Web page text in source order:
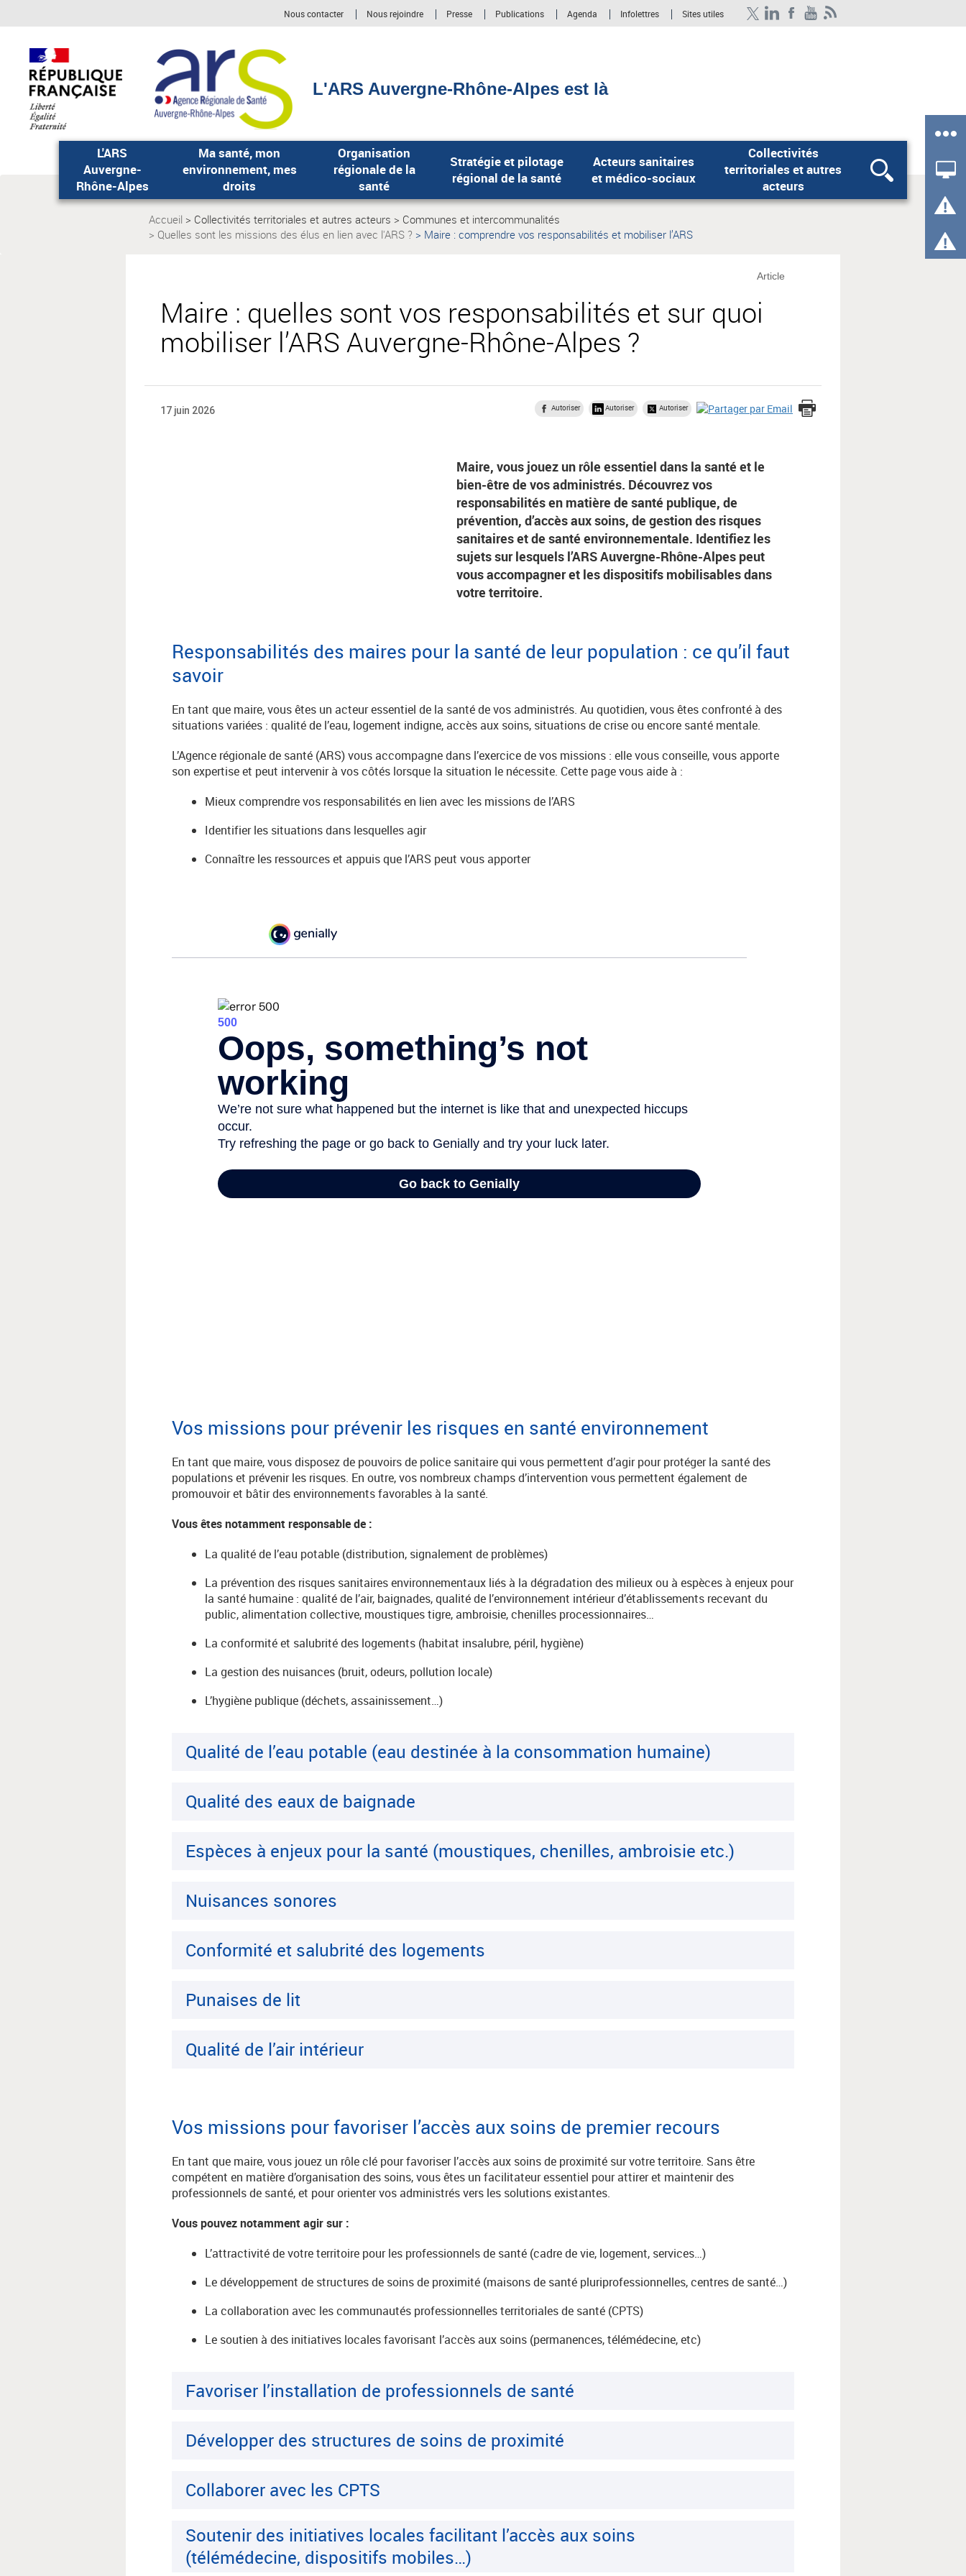
principal,
Nous contacter Nous rejoindre Presse Publications Agenda Infolettres Sites utiles
L'ARS Auvergne-Rhône-Alpes est là
L'ARS
Auvergne-
Rhône-Alpes
Ma santé, mon
environnement, mes
droits
Organisation
régionale de la
santé
Stratégie et pilotage
régional de la santé
Acteurs sanitaires
et médico-sociaux
Collectivités
territoriales et autres
acteurs
Rechercher
Accueil
Page
Collectivités territoriales et autres acteurs
Page
Communes et intercommunalités
Quelles sont les missions des élus en lien avec l'ARS ?
Maire : comprendre vos responsabilités et mobiliser l’ARS
Maire : quelles sont vos responsabilités et sur quoi
mobiliser l’ARS Auvergne-Rhône-Alpes ?
Article
17 juin 2026 Autoriser Autoriser Autoriser
Maire, vous jouez un rôle essentiel dans la santé et le
bien-être de vos administrés. Découvrez vos
responsabilités en matière de santé publique, de
prévention, d’accès aux soins, de gestion des risques
sanitaires et de santé environnementale. Identifiez les
sujets sur lesquels l’ARS Auvergne-Rhône-Alpes peut
vous accompagner et les dispositifs mobilisables dans
votre territoire.
Responsabilités des maires pour la santé de leur population : ce qu’il faut
savoir
En tant que maire, vous êtes un acteur essentiel de la santé de vos administrés. Au quotidien, vous êtes confronté à des
situations variées : qualité de l’eau, logement indigne, accès aux soins, situations de crise ou encore santé mentale.
L’Agence régionale de santé (ARS) vous accompagne dans l’exercice de vos missions : elle vous conseille, vous apporte
son expertise et peut intervenir à vos côtés lorsque la situation le nécessite. Cette page vous aide à :
Mieux comprendre vos responsabilités en lien avec les missions de l’ARS
Identifier les situations dans lesquelles agir
Connaître les ressources et appuis que l’ARS peut vous apporter
Vos missions pour prévenir les risques en santé environnement
En tant que maire, vous disposez de pouvoirs de police sanitaire qui vous permettent d’agir pour protéger la santé des
populations et prévenir les risques. En outre, vos nombreux champs d’intervention vous permettent également de
promouvoir et bâtir des environnements favorables à la santé.
Vous êtes notamment responsable de :
La qualité de l’eau potable (distribution, signalement de problèmes)
La prévention des risques sanitaires environnementaux liés à la dégradation des milieux ou à espèces à enjeux pour
la santé humaine : qualité de l’air, baignades, qualité de l’environnement intérieur d’établissements recevant du
public, alimentation collective, moustiques tigre, ambroisie, chenilles processionnaires…
La conformité et salubrité des logements (habitat insalubre, péril, hygiène)
La gestion des nuisances (bruit, odeurs, pollution locale)
L’hygiène publique (déchets, assainissement…)
Qualité de l’eau potable (eau destinée à la consommation humaine)
Qualité des eaux de baignade
Espèces à enjeux pour la santé (moustiques, chenilles, ambroisie etc.)
Nuisances sonores
Conformité et salubrité des logements
Punaises de lit
Qualité de l’air intérieur
Vos missions pour favoriser l’accès aux soins de premier recours
En tant que maire, vous jouez un rôle clé pour favoriser l’accès aux soins de proximité sur votre territoire. Sans être
compétent en matière d’organisation des soins, vous êtes un facilitateur essentiel pour attirer et maintenir des
professionnels de santé, et pour orienter vos administrés vers les solutions existantes.
Vous pouvez notamment agir sur :
L’attractivité de votre territoire pour les professionnels de santé (cadre de vie, logement, services…)
Le développement de structures de soins de proximité (maisons de santé pluriprofessionnelles, centres de santé…)
La collaboration avec les communautés professionnelles territoriales de santé (CPTS)
Le soutien à des initiatives locales favorisant l’accès aux soins (permanences, télémédecine, etc)
Favoriser l’installation de professionnels de santé
Développer des structures de soins de proximité
Collaborer avec les CPTS
Soutenir des initiatives locales facilitant l’accès aux soins
(télémédecine, dispositifs mobiles…)